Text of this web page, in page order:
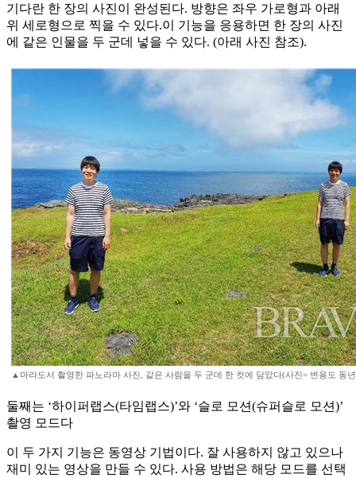
기다란 한 장의 사진이 완성된다. 방향은 좌우 가로형과 아래
위 세로형으로 찍을 수 있다.이 기능을 응용하면 한 장의 사진
에 같은 인물을 두 군데 넣을 수 있다. (아래 사진 참조).
▲마라도서 촬영한 파노라마 사진, 같은 사람을 두 군데 한 컷에 담았다(사진= 변용도 동
둘째는 ‘하이퍼랩스(타임랩스)’와 ‘슬로 모션(슈퍼슬로 모션)’
촬영 모드다
이 두 가지 기능은 동영상 기법이다. 잘 사용하지 않고 있으나
재미 있는 영상을 만들 수 있다. 사용 방법은 해당 모드를 선택